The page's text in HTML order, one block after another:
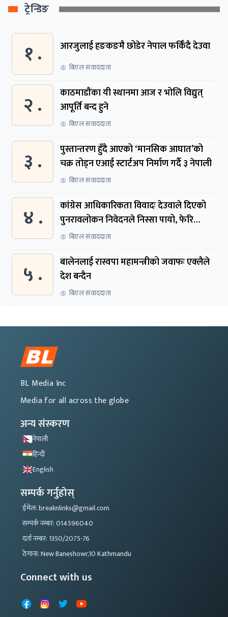
ट्रेन्डिङ
१ . आरजुलाई हङकङमै छोडेर नेपाल फर्किँदै देउवा
बिएल संवाददाता
२ .
काठमाडौंका यी स्थानमा आज र भोलि विद्युत्
आपूर्ति बन्द हुने
बिएल संवाददाता
३ .
पुस्तान्तरण हुँदै आएको ‘मानसिक आघात’को
चक्र तोड्न एआई स्टार्टअप निर्माण गर्दै ३ नेपाली
बिएल संवाददाता
४ .
कांग्रेस आधिकारिकता विवादः देउवाले दिएको
पुनरावलोकन निवेदनले निस्सा पायो, फेरि
सुरुदेखि सुनुवाइ हुने
बिएल संवाददाता
५ .
बालेनलाई रास्वपा महामन्त्रीको जवाफः एक्लैले
देश बन्दैन
बिएल संवाददाता
BL Media Inc
Media for all across the globe
अन्य संस्करण
नेपाली
हिन्दी
English
सम्पर्क गर्नुहोस्
ईमेल: breaknlinks@gmail.com
सम्पर्क नम्बर: 014596040
दर्ता नम्बर: 1350/2075-76
ठेगाना: New Baneshowr,10 Kathmandu
Connect with us
FacebookInstagram
X YouTube